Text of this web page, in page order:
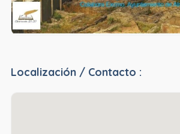
Localización / Contacto :